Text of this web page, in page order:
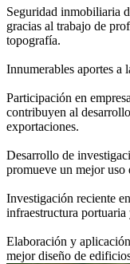
Seguridad inmobiliaria
gracias al trabajo de
topografía.
Innumerables aportes a
Participación en
contribuyen al
exportaciones.
Desarrollo de
promueve un mejor uso
Investigación reciente
infraestructura portuaria
Elaboración y
mejor diseño de